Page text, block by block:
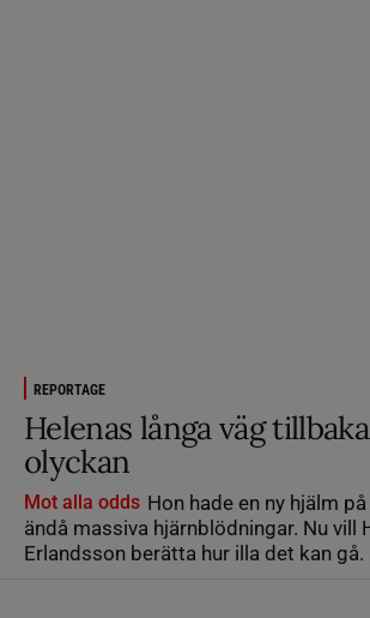
REPORTAGE
Helenas långa väg
olyckan
Mot alla odds Hon hade en ny hjälm
ändå massiva hjärnblödningar. Nu vill
Erlandsson berätta hur illa det kan gå.